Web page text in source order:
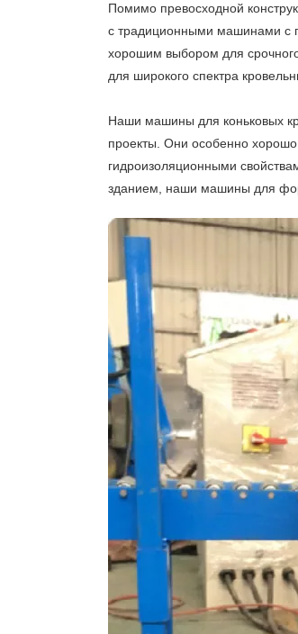
Помимо превосходной
с традиционными машинами с
хорошим выбором для
для широкого спектра
Наши машины для коньковых
проекты. Они особенно
гидроизоляционными
зданием, наши машины для